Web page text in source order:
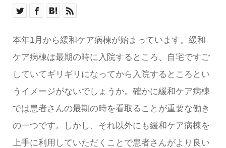
本年1月から緩和ケア病棟が始まっています。緩和
ケア病棟は最期の時に入院するところ、自宅ですご
していてギリギリになってから入院するところとい
うイメージがないでしょうか。確かに緩和ケア病棟
では患者さんの最期の時を看取ることが重要な働き
の一つです。しかし、それ以外にも緩和ケア病棟を
上手に利用していただくことで患者さんがより良い